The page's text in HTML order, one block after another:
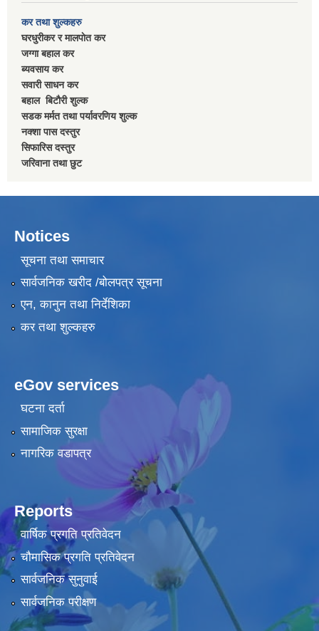
कर तथा शुल्कहरु
घरधुरीकर र मालपाेत कर
जग्गा बहाल कर
ब्यवसाय कर
सवारी साधन कर
बहाल बिटाैरी शुल्क
सडक मर्मत तथा पर्यावरणिय शुल्क
नक्शा पास दस्तुर
सिफारिस दस्तुर
जरिवाना तथा छुट
Notices
सूचना तथा समाचार
सार्वजनिक खरीद /बोलपत्र सूचना
एन, कानुन तथा निर्देशिका
कर तथा शुल्कहरु
eGov services
घटना दर्ता
सामाजिक सुरक्षा
नागरिक वडापत्र
Reports
वार्षिक प्रगति प्रतिवेदन
चौमासिक प्रगति प्रतिवेदन
सार्वजनिक सुनुवाई
सार्वजनिक परीक्षण